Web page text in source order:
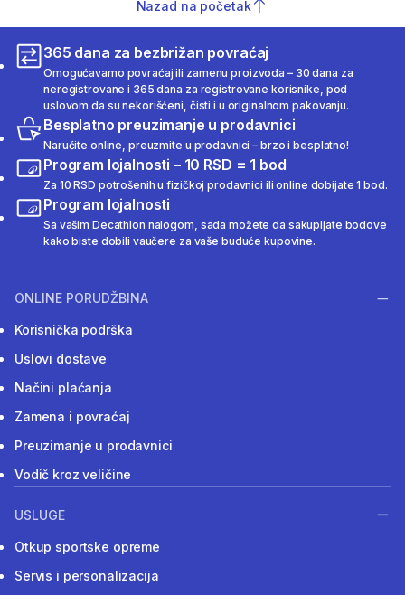
Nazad na početak
365 dana za bezbrižan povraćaj
Omogućavamo povraćaj ili zamenu proizvoda – 30 dana za
neregistrovane i 365 dana za registrovane korisnike, pod
uslovom da su nekorišćeni, čisti i u originalnom pakovanju.
Besplatno preuzimanje u prodavnici
Naručite online, preuzmite u prodavnici – brzo i besplatno!
Program lojalnosti – 10 RSD = 1 bod
Za 10 RSD potrošenih u fizičkoj prodavnici ili online dobijate 1 bod.
Program lojalnosti
Sa vašim Decathlon nalogom, sada možete da sakupljate bodove
kako biste dobili vaučere za vaše buduće kupovine.
ONLINE PORUDŽBINA
Korisnička podrška
Uslovi dostave
Načini plaćanja
Zamena i povraćaj
Preuzimanje u prodavnici
Vodič kroz veličine
USLUGE
Otkup sportske opreme
Servis i personalizacija